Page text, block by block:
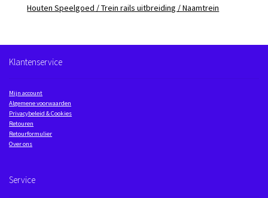
Houten Speelgoed / Trein rails uitbreiding / Naamtrein
Klantenservice
Mijn account
Algemene voorwaarden
Privacybeleid & Cookies
Retouren
Retourformulier
Over ons
Service